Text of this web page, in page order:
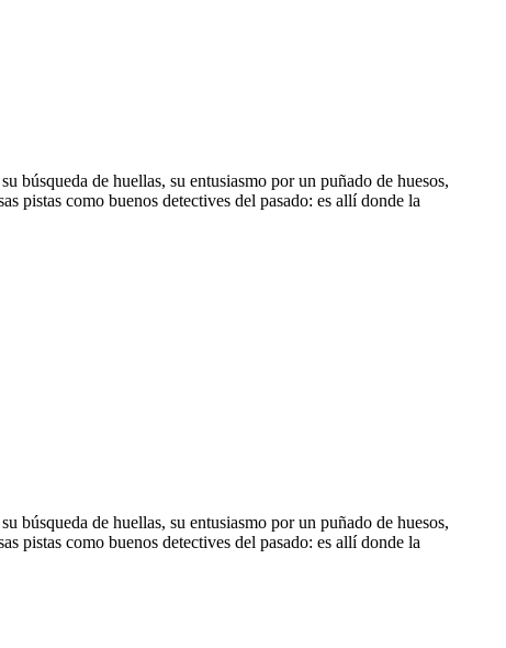
búsqueda de huellas, su entusiasmo por un puñado de huesos,
pistas como buenos detectives del pasado: es allí donde la
búsqueda de huellas, su entusiasmo por un puñado de huesos,
pistas como buenos detectives del pasado: es allí donde la